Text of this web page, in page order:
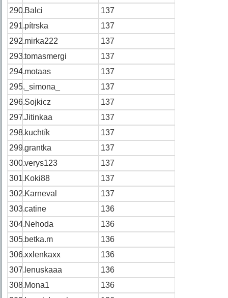
290.Balci
137
291.pítrska
137
292.mirka222
137
293.tomasmergi
137
294.motaas
137
295. _simona_
137
296.Sojkicz
137
297.Jitinkaa
137
298.kuchtík
137
299.grantka
137
300.verys123
137
301.Koki88
137
302.Karneval
137
303.catine
136
304.Nehoda
136
305.betka.m
136
306.xxlenkaxx
136
307. lenuskaaa
136
308.Mona1
136